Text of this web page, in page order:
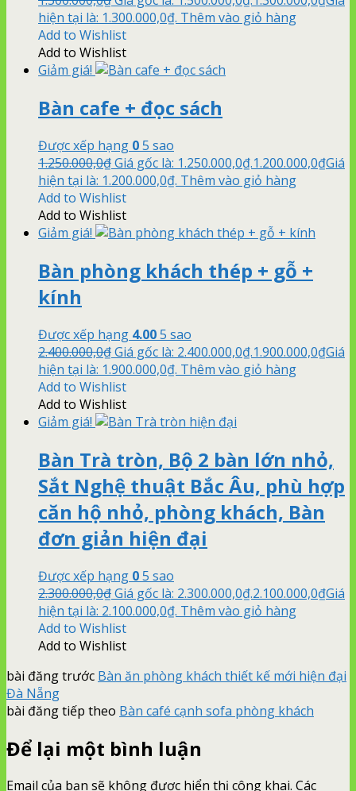
hiện tại là: 1.300.000,0₫. Thêm vào giỏ hàng
Add to Wishlist
Add to Wishlist
Giảm giá!
Bàn cafe + đọc sách
Được xếp hạng 05 sao
1.250.000,0₫Giá gốc là: 1.250.000,0₫.1.200.000,0₫Giá
hiện tại là: 1.200.000,0₫. Thêm vào giỏ hàng
Add to Wishlist
Add to Wishlist
Giảm giá!
Bàn phòng khách thép + gỗ +
kính
Được xếp hạng 4.005 sao
2.400.000,0₫Giá gốc là: 2.400.000,0₫.1.900.000,0₫Giá
hiện tại là: 1.900.000,0₫. Thêm vào giỏ hàng
Add to Wishlist
Add to Wishlist
Giảm giá!
Bàn Trà tròn, Bộ 2 bàn lớn nhỏ,
Sắt Nghệ thuật Bắc Âu, phù hợp
căn hộ nhỏ, phòng khách, Bàn
đơn giản hiện đại
Được xếp hạng 05 sao
2.300.000,0₫Giá gốc là: 2.300.000,0₫.2.100.000,0₫Giá
hiện tại là: 2.100.000,0₫. Thêm vào giỏ hàng
Add to Wishlist
Add to Wishlist
bài đăng trước Bàn ăn phòng khách thiết kế mới hiện đại
Đà Nẵng
bài đăng tiếp theo Bàn café cạnh sofa phòng khách
Để lại một bình luận
Email của bạn sẽ không được hiển thị công khai. Các